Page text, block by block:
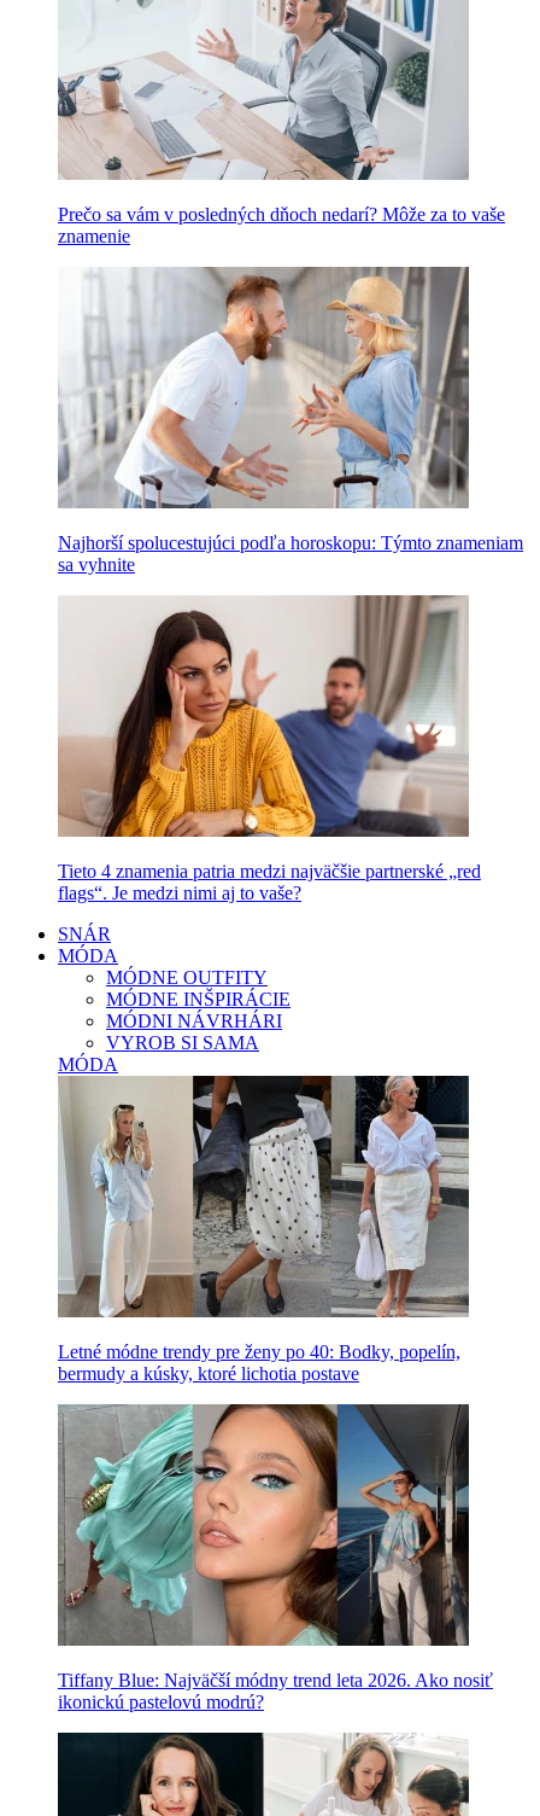
Prečo sa vám v posledných dňoch nedarí? Môže za to vaše
znamenie
Najhorší spolucestujúci podľa horoskopu: Týmto znameniam
sa vyhnite
Tieto 4 znamenia patria medzi najväčšie partnerské „red
flags“. Je medzi nimi aj to vaše?
SNÁR
MÓDA
MÓDNE OUTFITY
MÓDNE INŠPIRÁCIE
MÓDNI NÁVRHÁRI
VYROB SI SAMA
MÓDA
Letné módne trendy pre ženy po 40: Bodky, popelín,
bermudy a kúsky, ktoré lichotia postave
Tiffany Blue: Najväčší módny trend leta 2026. Ako nosiť
ikonickú pastelovú modrú?